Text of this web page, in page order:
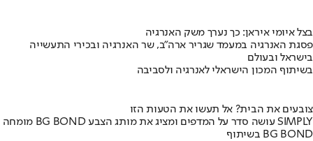
בצל איומי איראן: כך נערך משק האנרגיה
פסגת האנרגיה במעמד שגריר ארה"ב, שר האנרגיה ובכירי התעשייה
בישראל ובעולם
בשיתוף המכון הישראלי לאנרגיה ולסביבה
צובעים את הבית? אל תעשו את הטעות הזו
מומחה BG BOND עושה סדר על המדפים ומציג את מותג הצבע SIMPLY
בשיתוף BG BOND